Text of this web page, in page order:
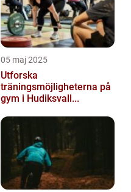
05 maj 2025
Utforska
träningsmöjligheterna på
gym i Hudiksvall...